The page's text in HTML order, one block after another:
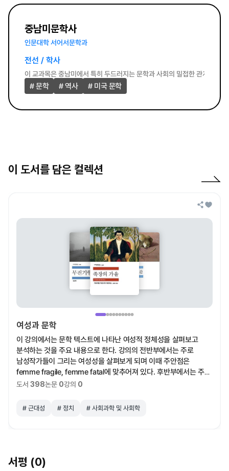
밀착된 소그룹 환경에서 읽을 기회를 제공함으로써 학생들의 독해력 향상과
중남미문학사
인문대학 서어서문학과
전선 / 학사
이 교과목은 중남미에서 특히 두드러지는 문학과 사회의 밀접한 관계에
# 문학 # 역사 # 미국 문학
이 도서를 담은 컬렉션
여성과 문학
이 강의에서는 문학 텍스트에 나타난 여성적 정체성을 살펴보고
분석하는 것을 주요 내용으로 한다. 강의의 전반부에서는 주로
남성작가들이 그리는 여성성을 살펴보게 되며 이때 주안점은
femme fragile, femme fatal에 맞추어져 있다. 후반부에서는 주로
여성작가들의 작품을 통하여 여성의 자의식이 성숙하면서 자신의
알려진 문학작품을 읽고 각 시대, 사회, 문화에 따라 여성성이 어떻게
도서 398논문 0강의 0
# 근대성 # 정치 # 사회과학 및 사회학
서평 (0)